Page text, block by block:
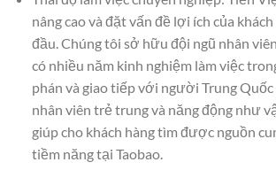
nâng cao và đặt vấn đề lợi ích của
đầu. Chúng tôi sở hữu đội ngũ nhân
có nhiều năm kinh nghiệm làm việc
phán và giao tiếp với người Trung
nhân viên trẻ trung và năng động như
giúp cho khách hàng tìm được nguồn
tiềm năng tại Taobao.